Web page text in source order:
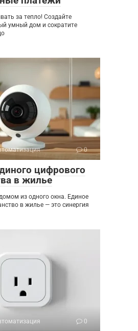
за тепло! Создайте
умный дом и сократите
0
цифрового
в жилье
из одного окна. Единое
в жилье — это синергия
0